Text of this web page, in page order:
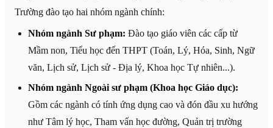
Trường đào tạo hai nhóm ngành chính:
Nhóm ngành Sư phạm: Đào tạo giáo viên các cấp từ
Mầm non, Tiểu học đến THPT (Toán, Lý, Hóa, Sinh, Ngữ
văn, Lịch sử, Lịch sử - Địa lý, Khoa học Tự nhiên...).
Nhóm ngành Ngoài sư phạm (Khoa học Giáo dục):
Gồm các ngành có tính ứng dụng cao và đón đầu xu hướng
như Tâm lý học, Tham vấn học đường, Quản trị trường